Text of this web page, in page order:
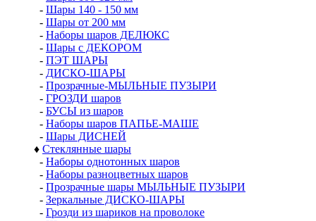
- Шары 140 - 150 мм
- Шары от 200 мм
- Наборы шаров ДЕЛЮКС
- Шары с ДЕКОРОМ
- ПЭТ ШАРЫ
- ДИСКО-ШАРЫ
- Прозрачные-МЫЛЬНЫЕ ПУЗЫРИ
- ГРОЗДИ шаров
- БУСЫ из шаров
- Наборы шаров ПАПЬЕ-МАШЕ
- Шары ДИСНЕЙ
♦ Стеклянные шары
- Наборы однотонных шаров
- Наборы разноцветных шаров
- Прозрачные шары МЫЛЬНЫЕ ПУЗЫРИ
- Зеркальные ДИСКО-ШАРЫ
- Грозди из шариков на проволоке